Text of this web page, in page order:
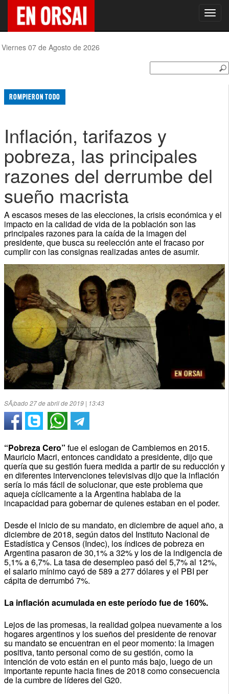
Viernes 07 de Agosto de 2026
ROMPIERON TODO
Inflación, tarifazos y
pobreza, las principales
razones del derrumbe del
sueño macrista
A escasos meses de las elecciones, la crisis económica y el
impacto en la calidad de vida de la población son las
principales razones para la caída de la imagen del
presidente, que busca su reelección ante el fracaso por
cumplir con las consignas realizadas antes de asumir.
SÃ¡bado 27 de abril de 2019 | 13:43
“Pobreza Cero” fue el eslogan de Cambiemos en 2015.
Mauricio Macri, entonces candidato a presidente, dijo que
quería que su gestión fuera medida a partir de su reducción y
en diferentes intervenciones televisivas dijo que la inflación
sería lo más fácil de solucionar, que este problema que
aqueja cíclicamente a la Argentina hablaba de la
incapacidad para gobernar de quienes estaban en el poder.
Desde el inicio de su mandato, en diciembre de aquel año, a
diciembre de 2018, según datos del Instituto Nacional de
Estadística y Censos (Indec), los índices de pobreza en
Argentina pasaron de 30,1% a 32% y los de la indigencia de
5,1% a 6,7%. La tasa de desempleo pasó del 5,7% al 12%,
el salario mínimo cayó de 589 a 277 dólares y el PBI per
cápita de derrumbó 7%.
La inflación acumulada en este período fue de 160%.
Lejos de las promesas, la realidad golpea nuevamente a los
hogares argentinos y los sueños del presidente de renovar
su mandato se encuentran en el peor momento: la imagen
positiva, tanto personal como de su gestión, como la
intención de voto están en el punto más bajo, luego de un
importante repunte hacia fines de 2018 como consecuencia
de la cumbre de líderes del G20.